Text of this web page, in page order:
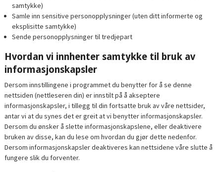
samtykke)
Samle inn sensitive personopplysninger (uten ditt informerte og
eksplisitte samtykke)
Sende personopplysninger til tredjepart
Hvordan vi innhenter samtykke til bruk av
informasjonskapsler
Dersom innstillingene i programmet du benytter for å se denne
nettsiden (nettleseren din) er innstilt på å akseptere
informasjonskapsler, i tillegg til din fortsatte bruk av våre nettsider,
antar vi at du synes det er greit at vi benytter informasjonskapsler.
Dersom du ønsker å slette informasjonskapslene, eller deaktivere
bruken av disse, kan du lese om hvordan du gjør dette nedenfor.
Dersom informasjonskapsler deaktiveres kan nettsidene våre slutte å
fungere slik du forventer.